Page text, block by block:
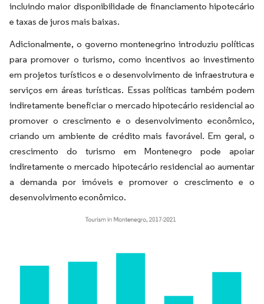
incluindo maior disponibilidade de financiamento hipotecário
e taxas de juros mais baixas.
Adicionalmente, o governo montenegrino introduziu políticas
para promover o turismo, como incentivos ao investimento
em projetos turísticos e o desenvolvimento de infraestrutura e
serviços em áreas turísticas. Essas políticas também podem
indiretamente beneficiar o mercado hipotecário residencial ao
promover o crescimento e o desenvolvimento econômico,
criando um ambiente de crédito mais favorável. Em geral, o
crescimento do turismo em Montenegro pode apoiar
indiretamente o mercado hipotecário residencial ao aumentar
a demanda por imóveis e promover o crescimento e o
desenvolvimento econômico.